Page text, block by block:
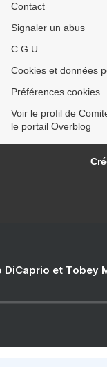
Contact
Signaler un abus
C.G.U.
Cookies et données
Préférences cookies
Voir le profil de
le portail Overblog
DiCaprio et Tobey